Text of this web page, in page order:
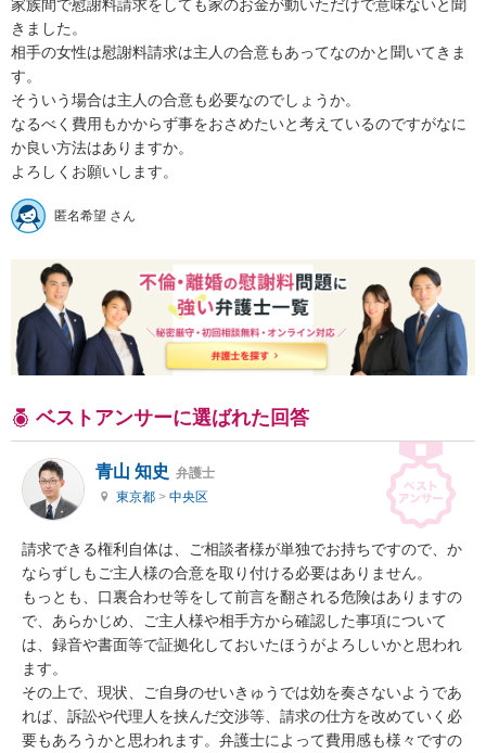
家族間で慰謝料請求をしても家のお金が動いただけで意味ないと聞
きました。
相手の女性は慰謝料請求は主人の合意もあってなのかと聞いてきま
す。
そういう場合は主人の合意も必要なのでしょうか。
なるべく費用もかからず事をおさめたいと考えているのですがなに
か良い方法はありますか。
よろしくお願いします。
匿名希望 さん
ベストアンサーに選ばれた回答
青山 知史 弁護士
東京都 > 中央区
請求できる権利自体は、ご相談者様が単独でお持ちですので、か
ならずしもご主人様の合意を取り付ける必要はありません。
もっとも、口裏合わせ等をして前言を翻される危険はありますの
で、あらかじめ、ご主人様や相手方から確認した事項について
は、録音や書面等で証拠化しておいたほうがよろしいかと思われ
ます。
その上で、現状、ご自身のせいきゅうでは効を奏さないようであ
れば、訴訟や代理人を挟んだ交渉等、請求の仕方を改めていく必
要もあろうかと思われます。弁護士によって費用感も様々ですの